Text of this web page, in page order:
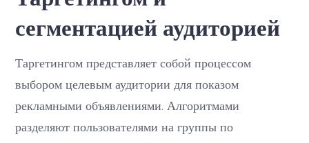
сегментацией аудиторией
Таргетингом представляет собой процессом
выбором целевым аудитории для показом
рекламными объявлениями. Алгоритмами
разделяют пользователями на группы по